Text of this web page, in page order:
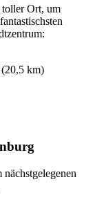
toller Ort, um
km)